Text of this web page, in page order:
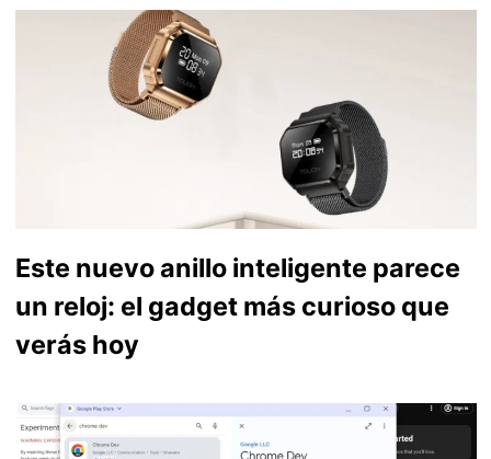
Este nuevo anillo inteligente parece
un reloj: el gadget más curioso que
verás hoy